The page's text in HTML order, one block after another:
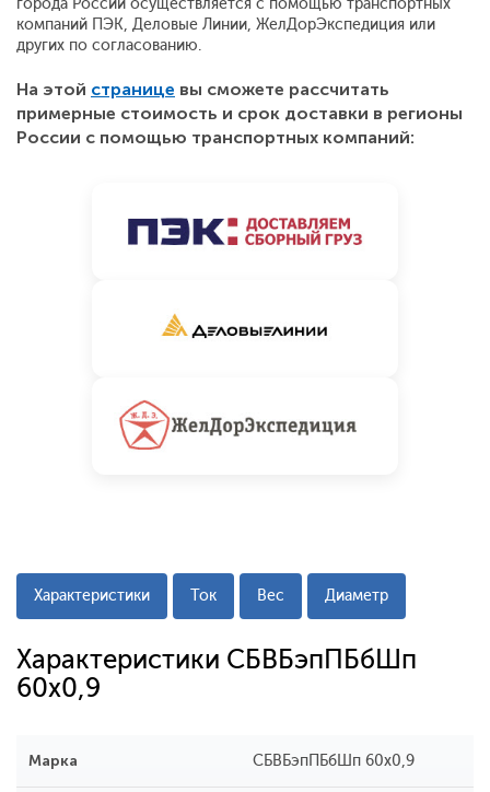
города России осуществляется с помощью транспортных
компаний ПЭК, Деловые Линии, ЖелДорЭкспедиция или
других по согласованию.
На этой странице вы сможете рассчитать
примерные стоимость и срок доставки в регионы
России с помощью транспортных компаний:
Характеристики Ток Вес Диаметр
Характеристики СБВБэпПБбШп
60х0,9
Марка СБВБэпПБбШп 60х0,9